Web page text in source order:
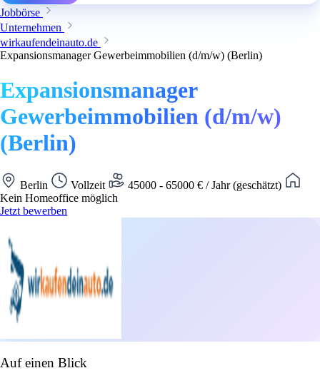
Jobbörse
Unternehmen
wirkaufendeinauto.de
Expansionsmanager Gewerbeimmobilien (d/m/w) (Berlin)
Expansionsmanager
Gewerbeimmobilien (d/m/w)
(Berlin)
Berlin Vollzeit
45000 - 65000 € / Jahr (geschätzt)
Kein Homeoffice möglich
Jetzt bewerben
Auf einen Blick